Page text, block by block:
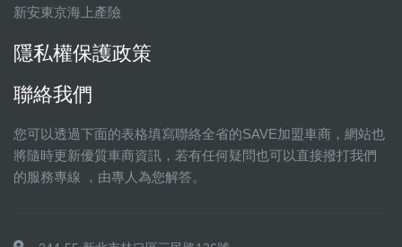
新安東京海上產險
隱私權保護政策
聯絡我們
您可以透過下面的表格填寫聯絡全省的SAVE加盟車商，網站也
將隨時更新優質車商資訊，若有任何疑問也可以直接撥打我們
的服務專線 ，由專人為您解答。